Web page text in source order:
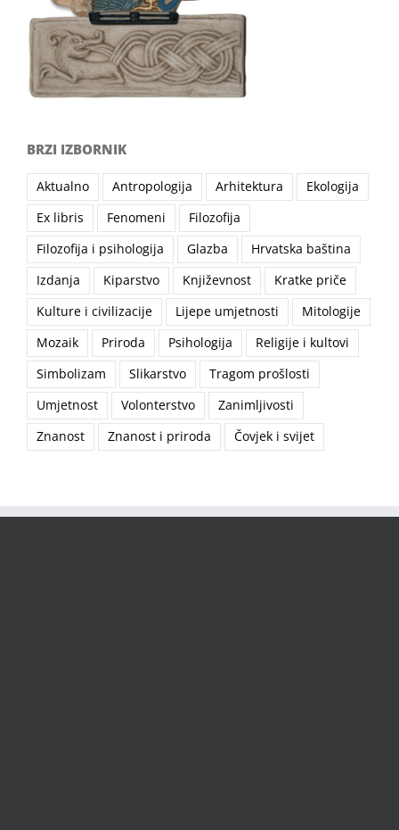
BRZI IZBORNIK
Aktualno Antropologija Arhitektura
Ekologija
Ex libris
Fenomeni
Filozofija
Filozofija i psihologija
Glazba
Hrvatska baština
Izdanja
Kiparstvo Književnost
Kratke priče
Kulture i civilizacije
Lijepe umjetnosti
Mitologije
Mozaik
Priroda Psihologija
Religije i kultovi
Simbolizam
Slikarstvo
Tragom prošlosti
Umjetnost
Volonterstvo
Zanimljivosti
Znanost
Znanost i priroda Čovjek i svijet